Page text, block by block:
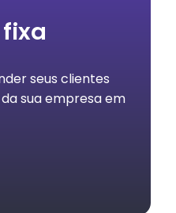
seus clientes
sua empresa em